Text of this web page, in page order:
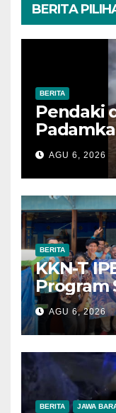
BERITA
BERITA
Pendaki
Alun-
Sebelum
AGU 6, 2026
BERITA
KKN-T
Program
Desa
Ubah
Ekonomi
AGU 6, 2026
BERITA JAWA